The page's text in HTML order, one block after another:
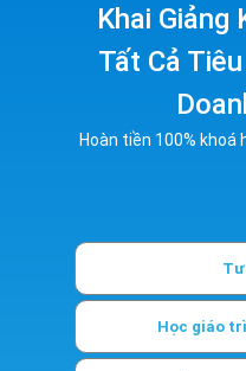
Khai Giảng
Tất Cả
Hoàn tiền 100%
Tư
Học giáo